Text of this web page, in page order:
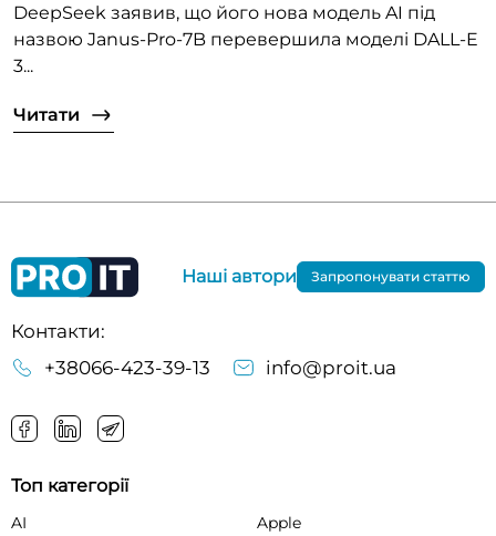
DeepSeek заявив, що його нова модель AI під
назвою Janus-Pro-7B перевершила моделі DALL-E
3...
Читати
Контакти:
+38066-423-39-13
info@proit.ua
Наші автори Запропонувати статтю
Топ категорії
AI
Apple